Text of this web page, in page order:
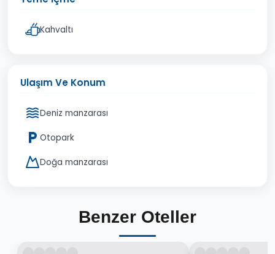
Kahvaltı
Ulaşım Ve Konum
Deniz manzarası
Otopark
Doğa manzarası
Benzer Oteller